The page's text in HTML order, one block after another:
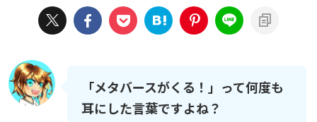
「メタバースがくる！」って何度も
耳にした言葉ですよね？